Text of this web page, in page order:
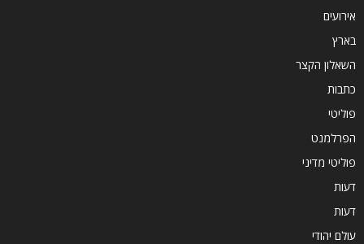
אירועים
בארץ
השאלון הקצר
כתבות
פוליטי
הפרלמנט
פוליטי מדיני
דעות
דעות
עולם יהודי